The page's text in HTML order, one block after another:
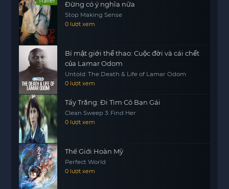
Với những thông điệp ý nghĩa và những tình tiết
lôi cuốn, Pháo Thủ Nhiên Hồn chắc chắn sẽ là
một bộ phim để lại dấu ấn trong lòng khán giả.
Đừng có ý nghĩa nữa
Stop Making Sense
0 lượt xem
Bí mật giới thể thao: Cuộc đời và cái chết
của Lamar Odom
Untold: The Death & Life of Lamar Odom
0 lượt xem
Tẩy Trắng: Đi Tìm Cô Bạn Gái
Clean Sweep 3: Find Her
0 lượt xem
Thế Giới Hoàn Mỹ
Perfect World
0 lượt xem